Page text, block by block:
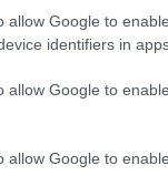
allow Google to
identifiers in
allow Google to
allow Google to
Kako hodanje
UTC
aktivnosti
Dok
blagostanja.
vaše
holistički